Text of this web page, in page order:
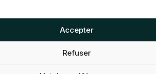
Accepter
Refuser